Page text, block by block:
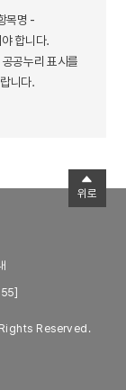
목명 -
합니다.
공누리 표시를
니다.
Reserved.
위로